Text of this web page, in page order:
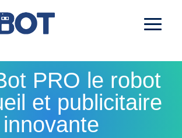
PRO le robot
et publicitaire
innovante